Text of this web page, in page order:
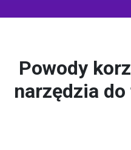
Powody
narzędzia